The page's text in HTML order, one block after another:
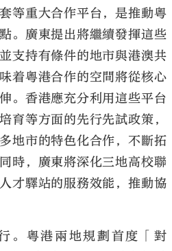
等重大合作平台，是推動粵
。廣東提出將繼續發揮這些
支持有條件的地市與港澳共
着粵港合作的空間將從核心
。香港應充分利用這些平台
育等方面的先行先試政策，
地市的特色化合作，不斷拓
時，廣東將深化三地高校聯
才驛站的服務效能，推動協
。粵港兩地規劃首度「對